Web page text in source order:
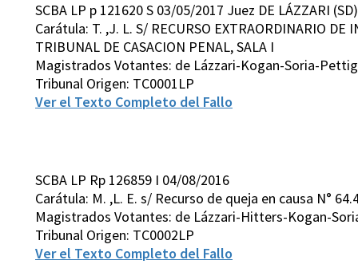
SCBA LP p 121620 S 03/05/2017 Juez DE LÁZZARI (SD)
Carátula: T. ,J. L. S/ RECURSO EXTRAORDINARIO DE
TRIBUNAL DE CASACION PENAL, SALA I
Magistrados Votantes: de Lázzari-Kogan-Soria-
Tribunal Origen: TC0001LP
Ver el Texto Completo del Fallo
SCBA LP Rp 126859 I 04/08/2016
Carátula: M. ,L. E. s/ Recurso de queja en causa N°
Magistrados Votantes: de Lázzari-Hitters-Kogan-
Tribunal Origen: TC0002LP
Ver el Texto Completo del Fallo